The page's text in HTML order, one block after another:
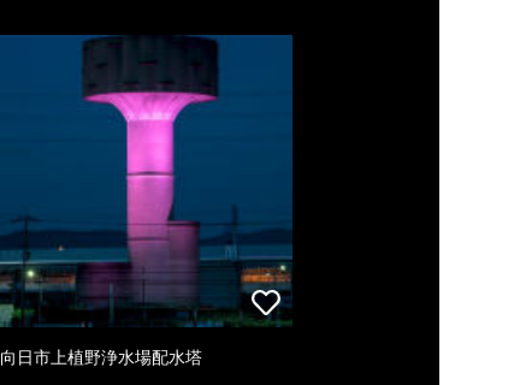
向日市上植野浄水場配水塔